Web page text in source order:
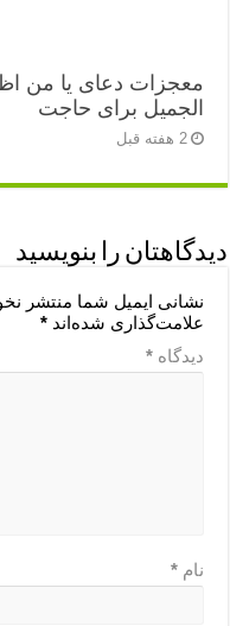
معجزات دعای یا من
الجمیل برای حاجت
2 هفته قبل
دیدگاهتان را بنویسید
نشانی ایمیل شما منتشر
علامت‌گذاری شده‌اند*
دیدگاه*
نام*